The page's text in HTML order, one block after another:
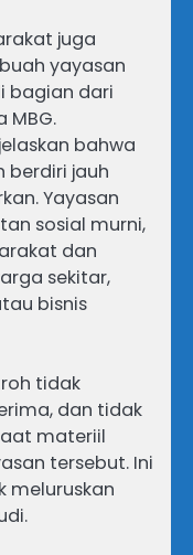
juga
yayasan
bagian dari
MBG.
bahwa
berdiri jauh
Yayasan
sosial murni,
dan
sekitar,
bisnis
tidak
dan tidak
materiil
tersebut. Ini
meluruskan